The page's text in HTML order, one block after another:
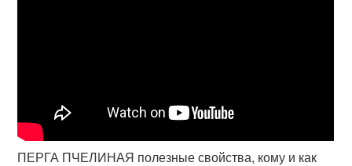
ПЕРГА ПЧЕЛИНАЯ полезные свойства, кому и как